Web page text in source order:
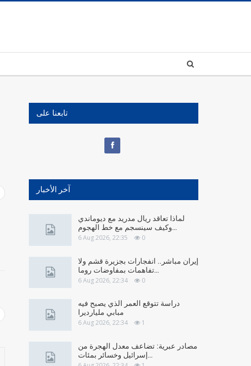
تابعنا على
آخر الأخبار
لماذا تعاقد ريال مدريد مع ديوماندي
وكيف سينسجم مع خط الهجوم…
6 Aug 2026, 22:35 0
إيران مباشر.. انفجارات بجزيرة قشم ولا
تفاهمات بمفاوضات روما…
6 Aug 2026, 22:34 0
دراسة تتوقع العمر الذي يصبح فيه
مبابي مليارديرا
6 Aug 2026, 22:34 1
مصادر عبرية: تضاعف معدل الهجرة من
إسرائيل وخسائر بمئات…